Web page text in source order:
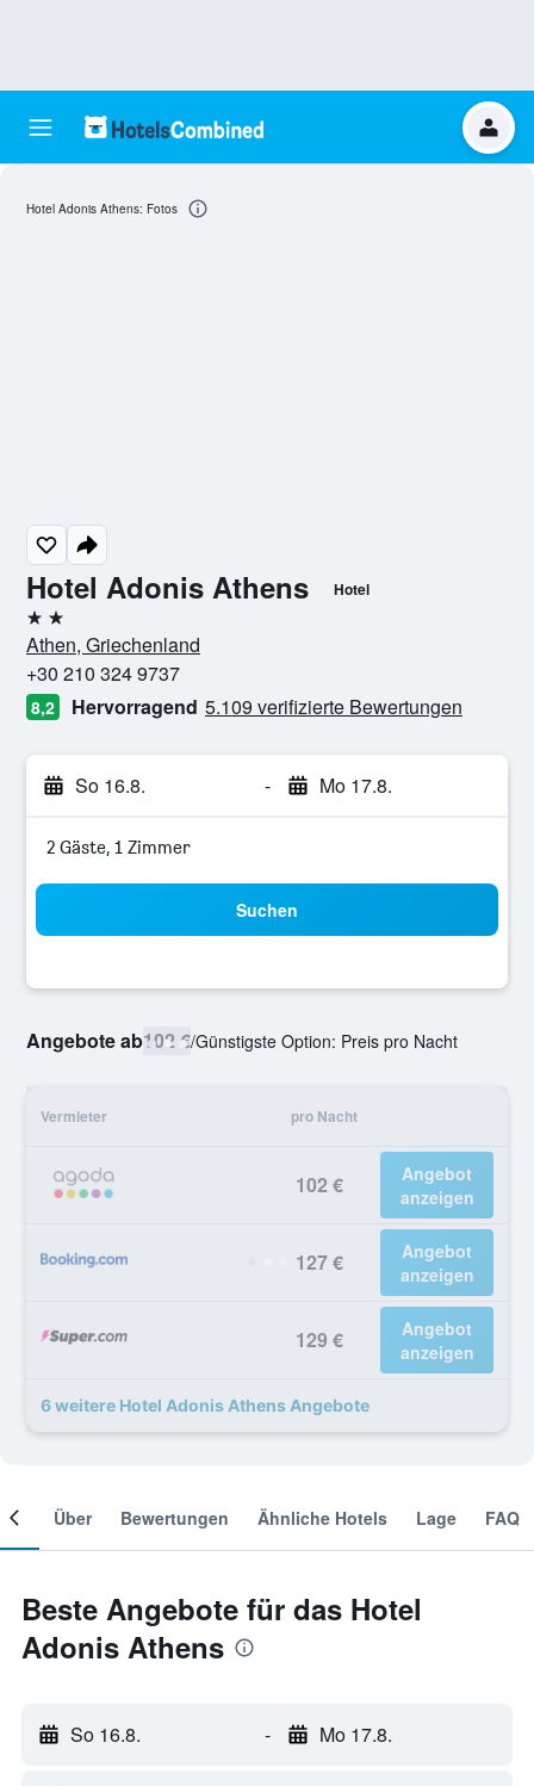
Hotel Adonis Athens Hotel
2 Sterne
Athen, Griechenland
+30 210 324 9737
8,2 Hervorragend 5.109 verifizierte Bewertungen
So 16.8. - Mo 17.8.
2 Gäste, 1 Zimmer
Suchen
Angebote ab102 €/Günstigste Option: Preis pro Nacht
Vermieter pro Nacht
102 €
Angebot
anzeigen
127 €
Angebot
anzeigen
129 €
Angebot
anzeigen
6 weitere Hotel Adonis Athens Angebote
Hotel Adonis Athens: Fotos
Über Bewertungen Ähnliche Hotels Lage FAQ
Beste Angebote für das Hotel
Adonis Athens
So 16.8. - Mo 17.8.